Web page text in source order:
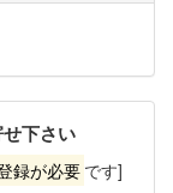
下さい
録が必要 です]